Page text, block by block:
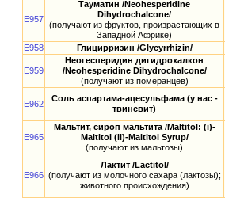
E957
Тауматин /Neohesperidine
Dihydrochalcone/
(получают из фруктов, произрастающих в
Западной Африке)
E958 Глицирризин /Glycyrrhizin/
E959
Неогесперидин дигидрохалкон
/Neohesperidine Dihydrochalcone/
(получают из померанцев)
E962
Соль аспартама-ацесульфама (у нас -
твинсвит)
E965
Мальтит, сироп мальтита /Maltitol: (i)-
Maltitol (ii)-Maltitol Syrup/
(получают из мальтозы)
E966
Лактит /Lactitol/
(получают из молочного сахара (лактозы);
животного происхождения)